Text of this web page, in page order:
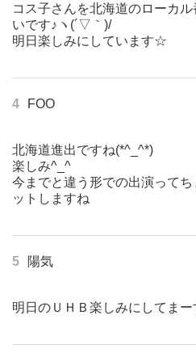
コス子さんを北海道のローカ
いです♪ヽ(´▽｀)/
明日楽しみにしています☆
4 FOO
北海道進出ですね(*^_^*)
楽しみ^_^
今までと違う形での出演って
ットしますね
5 陽気
明日のＵＨＢ楽しみにしてまー